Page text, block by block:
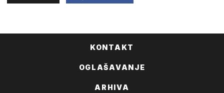
KONTAKT
OGLAŠAVANJE
ARHIVA